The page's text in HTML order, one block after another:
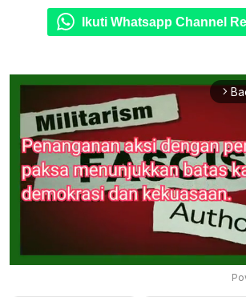
Ikuti Whatsapp Channel
arrow_forward_ios